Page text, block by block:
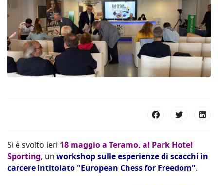
Si è svolto ieri 18 maggioa Teramo, al Park Hotel
Sporting, un workshop sulle esperienze di scacchi in
carcere intitolato "European Chess for Freedom".